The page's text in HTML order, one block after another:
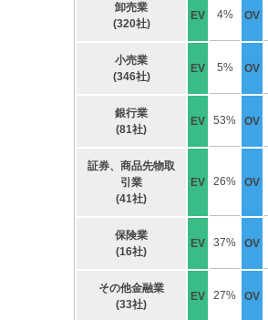
卸売業
(320社)
EV 4% OV
小売業
(346社)
EV 5% OV
銀行業
(81社)
EV 53% OV
証券、商品先物取
引業
(41社)
EV 26% OV
保険業
(16社)
EV 37% OV
その他金融業
(33社)
EV 27% OV